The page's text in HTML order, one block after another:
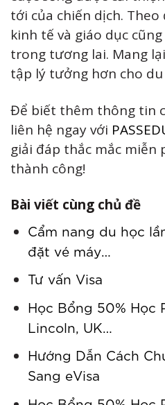
tới của chiến dịch. Theo
kinh tế và giáo dục
trong tương lai. Mang
tập lý tưởng hơn cho du
Để biết thêm thông tin
liên hệ ngay với
giải đáp thắc mắc miễn
thành công!
Bài viết cùng chủ đề
Cẩm nang du học
đặt vé máy…
Tư vấn Visa
Học Bổng 50% Học
Lincoln, UK…
Hướng Dẫn Cách
Sang eVisa